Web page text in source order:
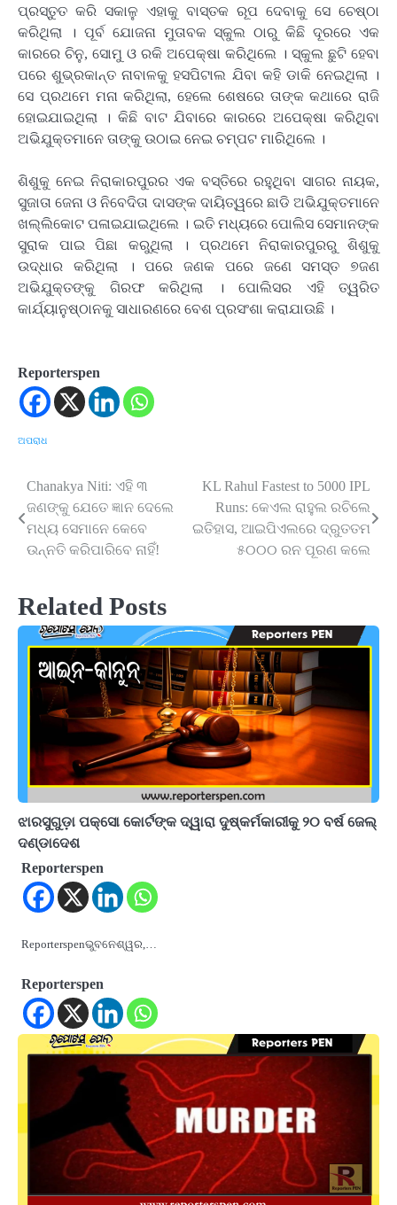
ପ୍ରସ୍ତୁତ କରି ସକାଳୁ ଏହାକୁ ବାସ୍ତକ ରୂପ ଦେବାକୁ ସେ ଚେଷ୍ଠା
କରିଥିଲା । ପୂର୍ବ ଯୋଜନା ମୁତାବକ ସ୍କୁଲ ଠାରୁ କିଛି ଦୂରରେ ଏକ
କାରରେ ଚିନୁ, ସୋମୁ ଓ ରକି ଅପେକ୍ଷା କରିଥିଲେ । ସ୍କୁଲ ଛୁଟି ହେବା
ପରେ ଶୁଭ୍ରକାନ୍ତ ନାବାଳକୁ ହସପିଟାଲ ଯିବା କହି ଡାକି ନେଇଥିଲା ।
ସେ ପ୍ରଥମେ ମନା କରିଥିଲା, ହେଲେ ଶେଷରେ ତାଙ୍କ କଥାରେ ରାଜି
ହୋଇଯାଇଥିଲା । କିଛି ବାଟ ଯିବାରେ କାରରେ ଅପେକ୍ଷା କରିଥିବା
ଅଭିଯୁକ୍ତମାନେ ତାଙ୍କୁ ଉଠାଇ ନେଇ ଚମ୍ପଟ ମାରିଥିଲେ ।
ଶିଶୁକୁ ନେଇ ନିରାକାରପୁରର ଏକ ବସ୍ତିରେ ରହୁଥିବା ସାଗର ନାୟକ,
ସୁଜାତା ଜେନା ଓ ନିବେଦିତା ଦାସଙ୍କ ଦାୟିତ୍ୱରେ ଛାଡି ଅଭିଯୁକ୍ତମାନେ
ଖଲ୍ଲିକୋଟ ପଳାଇଯାଇଥିଲେ । ଇତି ମଧ୍ୟରେ ପୋଲିସ ସେମାନଙ୍କ
ସୁରାକ ପାଇ ପିଛା କରୁଥିଲା । ପ୍ରଥମେ ନିରାକାରପୁରରୁ ଶିଶୁକୁ
ଉଦ୍ଧାର କରିଥିଲା । ପରେ ଜଣକ ପରେ ଜଣେ ସମସ୍ତ ୭ଜଣ
ଅଭିଯୁକ୍ତଙ୍କୁ ଗିରଫ କରିଥିଲା । ପୋଲିସର ଏହି ତ୍ୱରିତ
କାର୍ଯ୍ୟାନୁଷ୍ଠାନକୁ ସାଧାରଣରେ ବେଶ ପ୍ରସଂଶା କରାଯାଉଛି ।
Reporterspen
ଅପରାଧ
Post
navigation
Chanakya Niti: ଏହି ୩
ଜଣଙ୍କୁ ଯେତେ ଜ୍ଞାନ ଦେଲେ
ମଧ୍ୟ ସେମାନେ କେବେ
ଉନ୍ନତି କରିପାରିବେ ନାହିଁ!
KL Rahul Fastest to 5000 IPL
Runs: କେଏଲ ରାହୁଲ ରଚିଲେ
ଇତିହାସ, ଆଇପିଏଲରେ ଦ୍ରୁତତମ
୫୦୦୦ ରନ ପୂରଣ କଲେ
Related Posts
ଝାରସୁଗୁଡ଼ା ପକ୍ସୋ କୋର୍ଟଙ୍କ ଦ୍ୱାରା ଦୁଷ୍କର୍ମକାରୀକୁ ୨୦ ବର୍ଷ ଜେଲ୍
ଦଣ୍ଡାଦେଶ
Reporterspen
Reporterspenଭୁବନେଶ୍ୱର,…
Reporterspen